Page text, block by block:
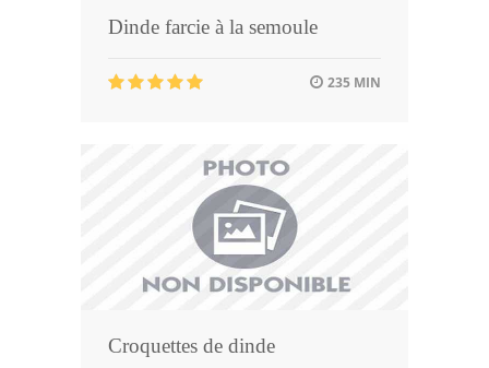
Dinde farcie à la semoule
235 MIN
Croquettes de dinde